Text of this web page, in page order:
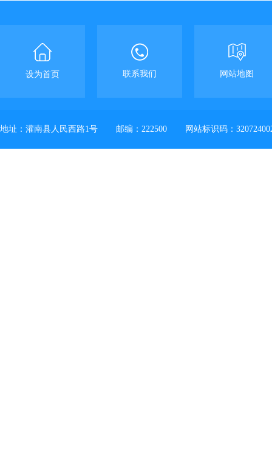
设为首页 联系我们 网站地图
地址：灌南县人民西路1号 邮编：222500 网站标识码：